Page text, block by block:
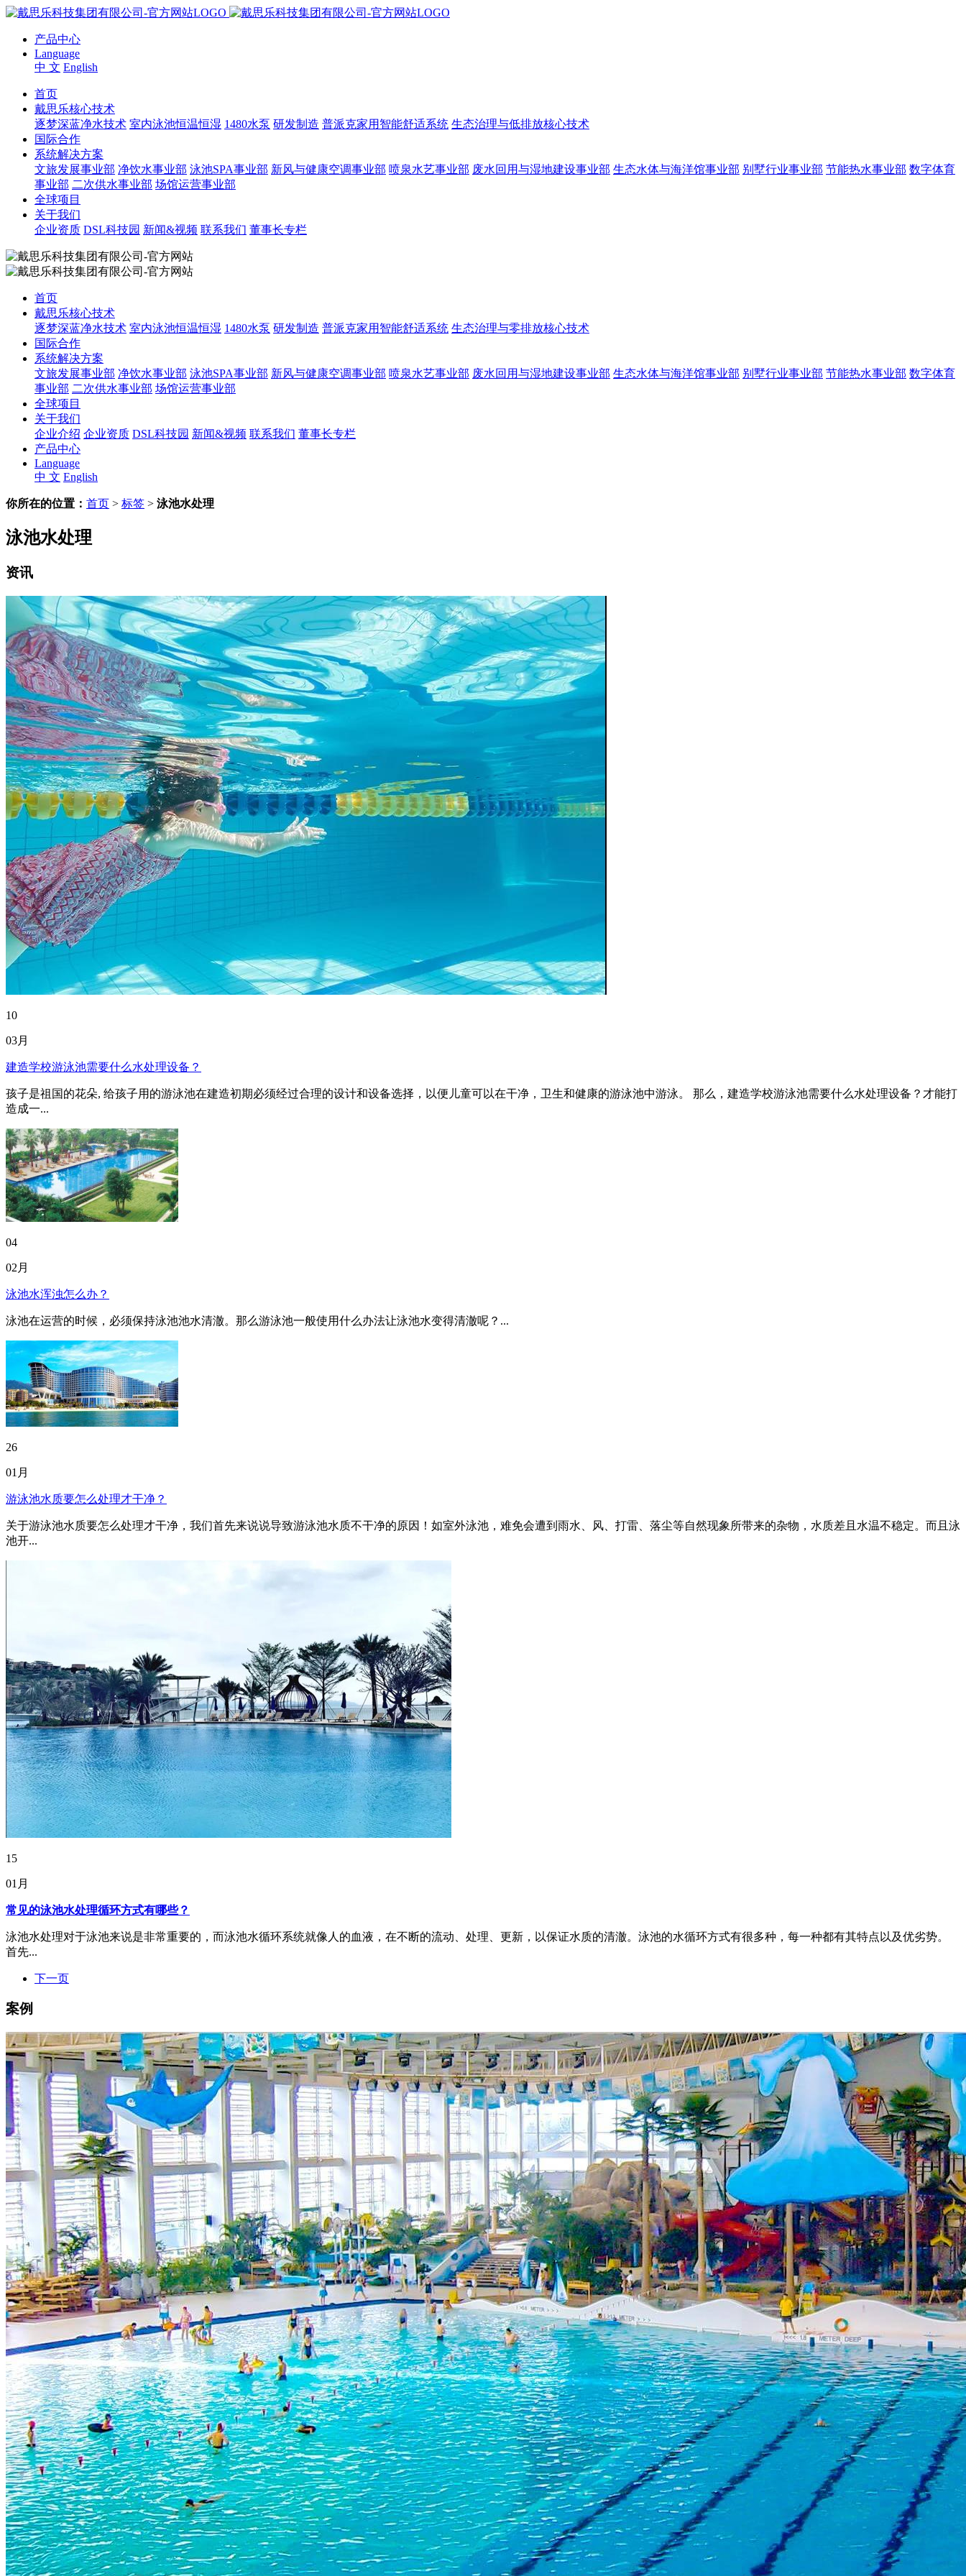
产品中心
Language
中 文 English
首页
戴思乐核心技术
逐梦深蓝净水技术 室内泳池恒温恒湿 1480水泵 研发制造 普派克家用智能舒适系统 生态治理与低排放核心技术
国际合作
系统解决方案
文旅发展事业部 净饮水事业部 泳池SPA事业部 新风与健康空调事业部 喷泉水艺事业部 废水回用与湿地建设事业部 生态水体与海洋馆事业部 别墅行业事业部 节能热水事业部 数字体育
事业部 二次供水事业部 场馆运营事业部
全球项目
关于我们
企业资质 DSL科技园 新闻&视频 联系我们 董事长专栏
首页
戴思乐核心技术
逐梦深蓝净水技术 室内泳池恒温恒湿 1480水泵 研发制造 普派克家用智能舒适系统 生态治理与零排放核心技术
国际合作
系统解决方案
文旅发展事业部 净饮水事业部 泳池SPA事业部 新风与健康空调事业部 喷泉水艺事业部 废水回用与湿地建设事业部 生态水体与海洋馆事业部 别墅行业事业部 节能热水事业部 数字体育
事业部 二次供水事业部 场馆运营事业部
全球项目
关于我们
企业介绍 企业资质 DSL科技园 新闻&视频 联系我们 董事长专栏
产品中心
Language
中 文 English
你所在的位置： 首页 > 标签 > 泳池水处理
泳池水处理
资讯
10
03月
建造学校游泳池需要什么水处理设备？
孩子是祖国的花朵, 给孩子用的游泳池在建造初期必须经过合理的设计和设备选择，以便儿童可以在干净，卫生和健康的游泳池中游泳。 那么，建造学校游泳池需要什么水处理设备？才能打
造成一...
04
02月
泳池水浑浊怎么办？
泳池在运营的时候，必须保持泳池池水清澈。那么游泳池一般使用什么办法让泳池水变得清澈呢？...
26
01月
游泳池水质要怎么处理才干净？
关于游泳池水质要怎么处理才干净，我们首先来说说导致游泳池水质不干净的原因！如室外泳池，难免会遭到雨水、风、打雷、落尘等自然现象所带来的杂物，水质差且水温不稳定。而且泳
池开...
15
01月
常见的泳池水处理循环方式有哪些？
泳池水处理对于泳池来说是非常重要的，而泳池水循环系统就像人的血液，在不断的流动、处理、更新，以保证水质的清澈。泳池的水循环方式有很多种，每一种都有其特点以及优劣势。
首先...
下一页
案例